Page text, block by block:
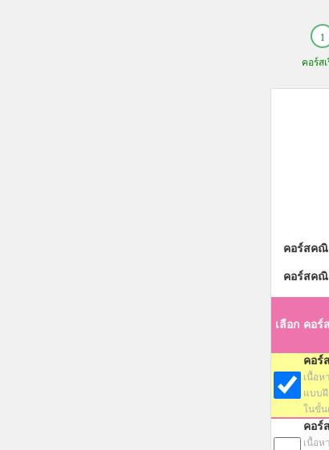
คอร์ส
คอร์สค
คอร์สค
เลือก คอร์
คอร์
เนื้อห
แบบฝึ
ในขั้น
คอร์
เนื้อห